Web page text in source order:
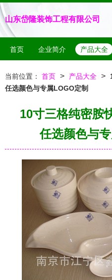
山东岱隆装饰工程有限公司
首页 企业简介 产品大全
当前位置： 首页 > 产品大全 >
任选颜色与专属LOGO定制
10寸三格纯密胺
任选颜色与